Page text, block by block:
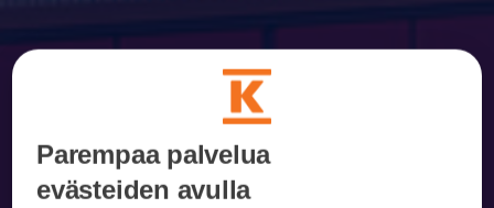
Parempaa palvelua
evästeiden avulla